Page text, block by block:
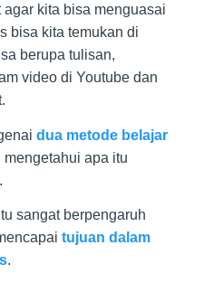
kita bisa menguasai
bisa kita temukan di
berupa tulisan,
video di Youtube dan
dua metode belajar
mengetahui apa itu
sangat berpengaruh
tujuan dalam
.